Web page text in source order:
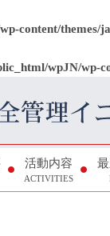
content/themes/
wpJN/wp-
活動内容
ACTIVITIES